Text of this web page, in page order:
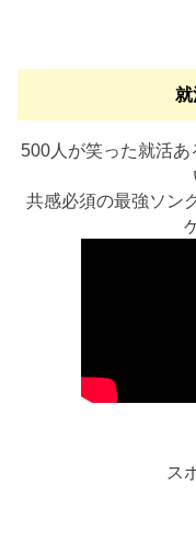
就
500人が笑った就活
共感必須の最強ソン
ス